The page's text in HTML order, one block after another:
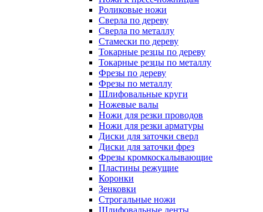
Роликовые ножи
Сверла по дереву
Сверла по металлу
Стамески по дереву
Токарные резцы по дереву
Токарные резцы по металлу
Фрезы по дереву
Фрезы по металлу
Шлифовальные круги
Ножевые валы
Ножи для резки проводов
Ножи для резки арматуры
Диски для заточки сверл
Диски для заточки фрез
Фрезы кромкоскалывающие
Пластины режущие
Коронки
Зенковки
Строгальные ножи
Шлифовальные ленты